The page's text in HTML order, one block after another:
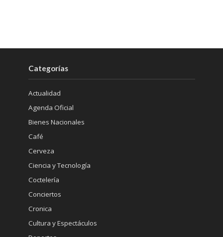
Categorías
Actualidad
Agenda Oficial
Bienes Nacionales
Café
Cerveza
Ciencia y Tecnología
Coctelería
Conciertos
Cronica
Cultura y Espectáculos